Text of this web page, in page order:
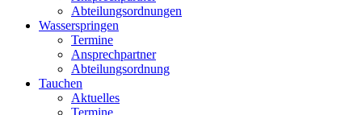
Abteilungsordnungen
Wasserspringen
Termine
Ansprechpartner
Abteilungsordnung
Tauchen
Aktuelles
Termine